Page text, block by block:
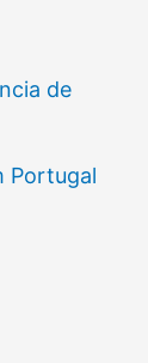
de
Portugal